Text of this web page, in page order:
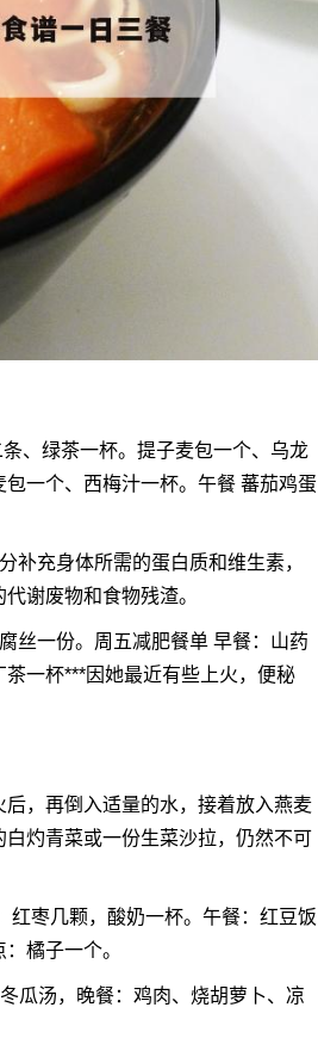
、绿茶一杯。提子麦包一个、乌龙
一个、西梅汁一杯。午餐 蕃茄鸡蛋
补充身体所需的蛋白质和维生素，
谢废物和食物残渣。
丝一份。周五减肥餐单 早餐：山药
一杯***因她最近有些上火，便秘
，再倒入适量的水，接着放入燕麦
灼青菜或一份生菜沙拉，仍然不可
红枣几颗，酸奶一杯。午餐：红豆饭
橘子一个。
瓜汤，晚餐：鸡肉、烧胡萝卜、凉